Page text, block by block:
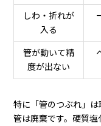
しわ・折れが
入る
管が動いて精
度が出ない
特に「管のつぶれ」
管は廃棄です。硬質